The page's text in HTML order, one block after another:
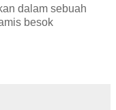
dalam sebuah
besok